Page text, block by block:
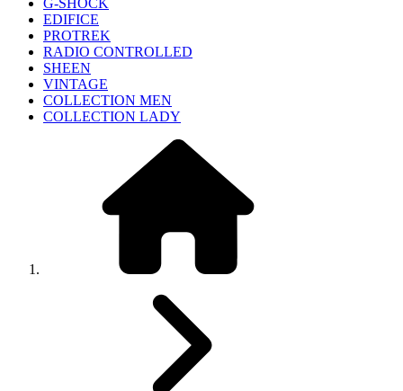
G-SHOCK
EDIFICE
PROTREK
RADIO CONTROLLED
SHEEN
VINTAGE
COLLECTION MEN
COLLECTION LADY